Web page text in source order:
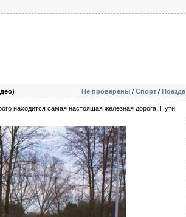
Не проверены / Спорт / Поезда
находится самая настоящая железная дорога. Пути